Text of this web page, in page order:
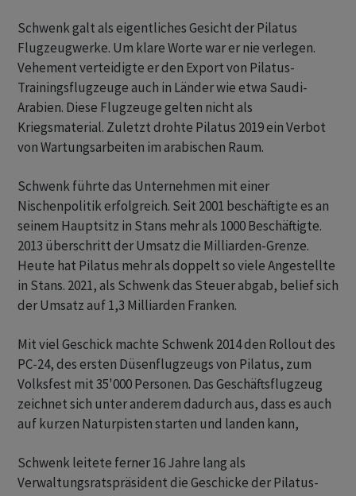
Schwenk galt als eigentliches Gesicht der Pilatus
Flugzeugwerke. Um klare Worte war er nie verlegen.
Vehement verteidigte er den Export von Pilatus-
Trainingsflugzeuge auch in Länder wie etwa Saudi-
Arabien. Diese Flugzeuge gelten nicht als
Kriegsmaterial. Zuletzt drohte Pilatus 2019 ein Verbot
von Wartungsarbeiten im arabischen Raum.
Schwenk führte das Unternehmen mit einer
Nischenpolitik erfolgreich. Seit 2001 beschäftigte es an
seinem Hauptsitz in Stans mehr als 1000 Beschäftigte.
2013 überschritt der Umsatz die Milliarden-Grenze.
Heute hat Pilatus mehr als doppelt so viele Angestellte
in Stans. 2021, als Schwenk das Steuer abgab, belief sich
der Umsatz auf 1,3 Milliarden Franken.
Mit viel Geschick machte Schwenk 2014 den Rollout des
PC-24, des ersten Düsenflugzeugs von Pilatus, zum
Volksfest mit 35'000 Personen. Das Geschäftsflugzeug
zeichnet sich unter anderem dadurch aus, dass es auch
auf kurzen Naturpisten starten und landen kann,
Schwenk leitete ferner 16 Jahre lang als
Verwaltungsratspräsident die Geschicke der Pilatus-